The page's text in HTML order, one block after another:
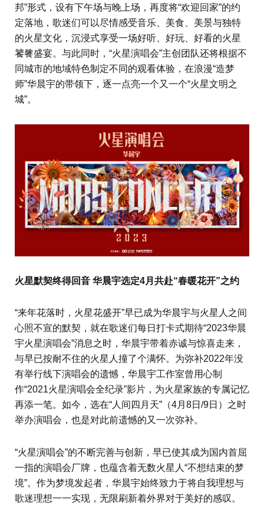
邦”形式，设有下午场与晚上场，再度将“欢迎回家”的约
定落地，歌迷们可以尽情感受音乐、美食、美景与独特
的火星文化，沉浸式享受一场好听、好玩、好看的火星
饕餮盛宴。与此同时，“火星演唱会”主创团队还将根据不
同城市的地域特色制定不同的观看体验，在浪漫“造梦
师”华晨宇的带领下，逐一点亮一个又一个“火星文明之
城”。
火星默契终得回音 华晨宇选定4月共赴“春暖花开”之约
“来年花落时，火星花盛开”早已成为华晨宇与火星人之间
心照不宣的默契，就在歌迷们每日打卡式期待“2023华晨
宇火星演唱会”消息之时，华晨宇带着赤诚与惊喜走来，
与早已按耐不住的火星人撞了个满怀。为弥补2022年没
有举行线下演唱会的遗憾，华晨宇工作室曾用心制
作“2021火星演唱会全纪录”影片，为火星家族的专属记忆
再添一笔。如今，选在“人间四月天”（4月8日/9日）之时
举办演唱会，也是对此前遗憾的又一次弥补。
“火星演唱会”的不断完善与创新，早已使其成为国内首屈
一指的演唱会厂牌，也蕴含着无数火星人“不想结束的梦
境”。作为梦境发起者，华晨宇始终致力于将自我理想与
歌迷理想一一实现，无限刷新着外界对于美好的感叹。